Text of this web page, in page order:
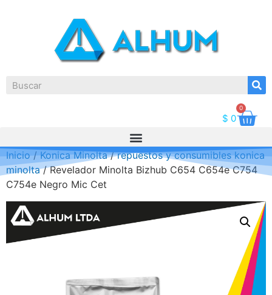
$ 0
0
Inicio/Konica Minolta/repuestos y consumibles konica
minolta/ Revelador Minolta Bizhub C654 C654e C754
C754e Negro Mic Cet